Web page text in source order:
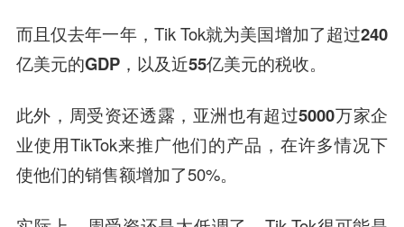
而且仅去年一年，Tik Tok就为美国增加了超过240
亿美元的GDP，以及近55亿美元的税收。
此外，周受资还透露， 亚洲也有超过5000万家企
业使用TikTok来推广他们的产品，在许多情况下
使他们的销售额增加了50%。